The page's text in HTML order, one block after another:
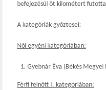
befejezésül öt kilométert
A kategóriák győztesei:
Női egyéni kategóriában:
Gyebnár Éva (Békés
Férfi felnőtt I. kategóriában: